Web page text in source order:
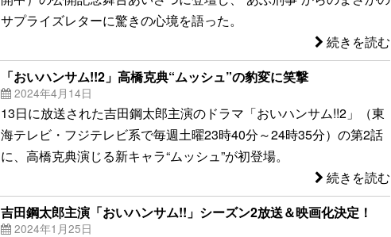
サプライズレターに驚きの心境を語った。
続きを読む
「おいハンサム!!2」高橋克典“ムッシュ”の豹変に笑撃
2024年4月14日
13日に放送された吉田鋼太郎主演のドラマ「おいハンサム!!2」（東
海テレビ・フジテレビ系で毎週土曜23時40分～24時35分）の第2話
に、高橋克典演じる新キャラ“ムッシュ”が初登場。
続きを読む
吉田鋼太郎主演「おいハンサム!!」シーズン2放送＆映画化決定！
2024年1月25日